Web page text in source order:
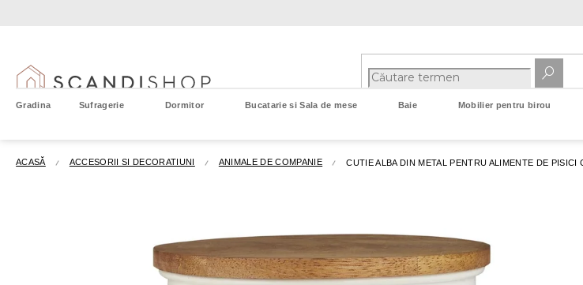
Gradina Sufragerie Dormitor Bucatarie si Sala de mese Baie Mobilier pentru birou
ACASĂ ACCESORII SI DECORATIUNI ANIMALE DE COMPANIE CUTIE ALBA DIN METAL PENTRU ALIMENTE DE PISICI